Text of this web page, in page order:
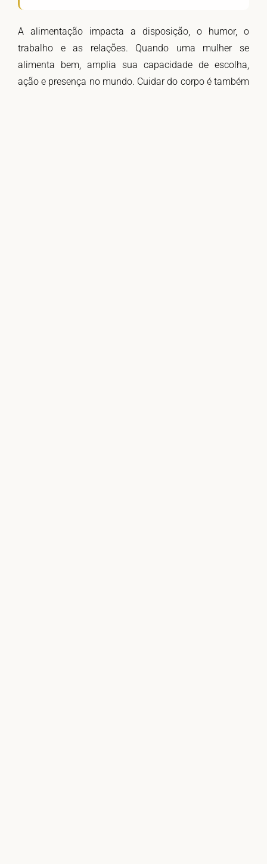
A alimentação impacta a disposição, o humor, o
trabalho e as relações. Quando uma mulher se
alimenta bem, amplia sua capacidade de escolha,
ação e presença no mundo. Cuidar do corpo é também